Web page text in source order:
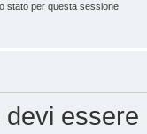
stato per questa sessione